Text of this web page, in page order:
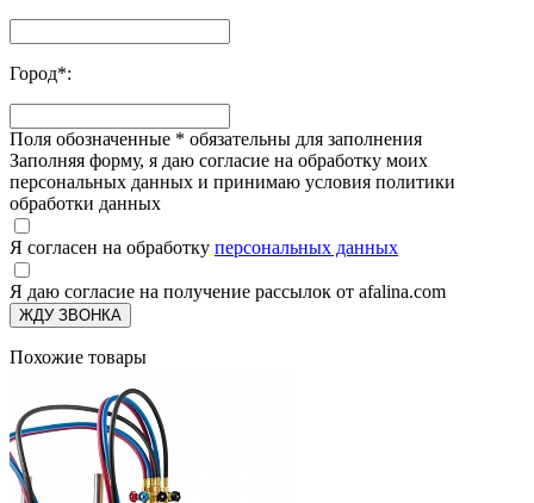
Город*:
Поля обозначенные * обязательны для заполнения
Заполняя форму, я даю согласие на обработку моих
персональных данных и принимаю условия политики
обработки данных
Я согласен на обработку персональных данных
Я даю согласие на получение рассылок от afalina.com
ЖДУ ЗВОНКА
Похожие товары